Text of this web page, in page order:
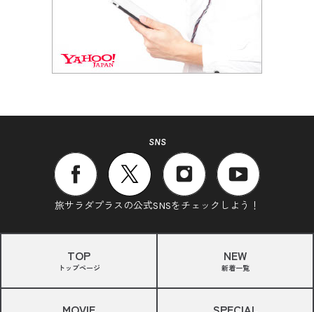
SNS
旅サラダプラスの公式SNSをチェックしよう！
TOP
トップページ
NEW
新着一覧